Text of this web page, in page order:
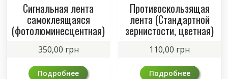
Сигнальная лента
самоклеящаяся
(фотолюминесцентная)
350,00 грн
Подробнее
Противоскользящая
лента (Стандартной
зернистости, цветная)
110,00 грн
Подробнее